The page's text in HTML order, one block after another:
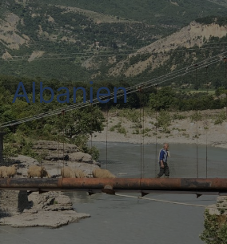
Albanien